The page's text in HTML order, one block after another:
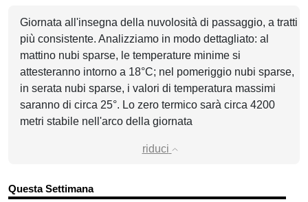
Giornata all'insegna della nuvolosità di passaggio, a tratti
più consistente. Analizziamo in modo dettagliato: al
mattino nubi sparse, le temperature minime si
attesteranno intorno a 18°C; nel pomeriggio nubi sparse,
in serata nubi sparse, i valori di temperatura massimi
saranno di circa 25°. Lo zero termico sarà circa 4200
metri stabile nell'arco della giornata
riduci
Questa Settimana